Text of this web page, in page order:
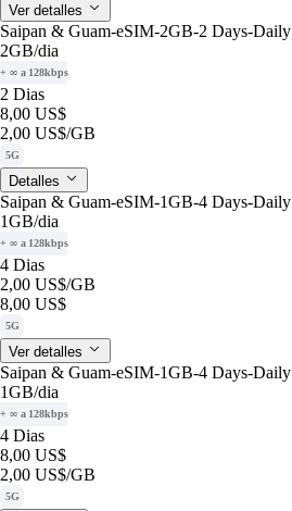
Ver detalles
Saipan & Guam-eSIM-2GB-2 Days-Daily
2GB/dia
+ ∞ a 128kbps
2 Dias
8,00 US$
2,00 US$/GB
5G
Detalles
Saipan & Guam-eSIM-1GB-4 Days-Daily
1GB/dia
+ ∞ a 128kbps
4 Dias
2,00 US$/GB
8,00 US$
5G
Ver detalles
Saipan & Guam-eSIM-1GB-4 Days-Daily
1GB/dia
+ ∞ a 128kbps
4 Dias
8,00 US$
2,00 US$/GB
5G